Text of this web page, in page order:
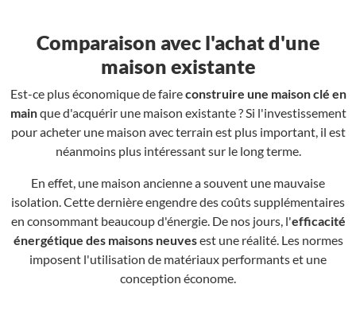
Comparaison avec l'achat d'une
maison existante
Est-ce plus économique de faireconstruire une maison clé en
mainque d'acquérir une maison existante ? Si l'investissement
pour acheter une maison avec terrain est plus important, il est
néanmoins plus intéressant sur le long terme.
En effet, une maison ancienne a souvent une mauvaise
isolation. Cette dernière engendre des coûts supplémentaires
en consommant beaucoup d'énergie. De nos jours, l'efficacité
énergétique des maisons neuvesest une réalité. Les normes
imposent l'utilisation de matériaux performants et une
conception économe.